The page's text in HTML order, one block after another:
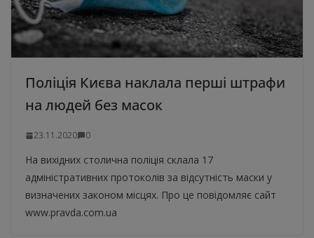
Поліція Києва наклала перші штрафи
на людей без масок
23.11.2020 0
На вихідних столична поліція склала 17
адміністративних протоколів за відсутність маски у
визначених законом місцях. Про це повідомляє сайт
www.pravda.com.ua